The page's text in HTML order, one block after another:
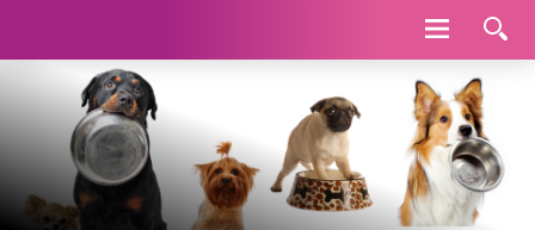
Navigace